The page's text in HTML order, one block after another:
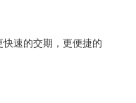
速的交期，更便捷的